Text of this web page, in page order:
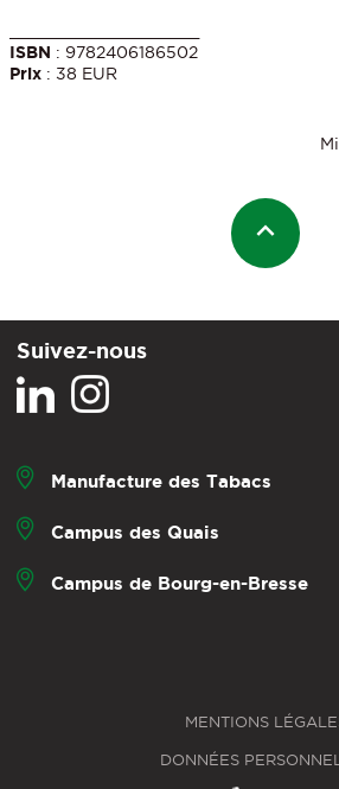
ISBN : 9782406186502
Prix : 38 EUR
Suivez-nous
Manufacture des Tabacs
Campus des Quais
Campus de Bourg-en-Bresse
MENTIONS
DONNÉES